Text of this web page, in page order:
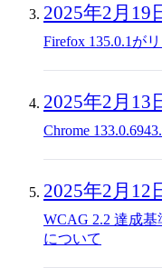
2025年2月19
Firefox 135.0.1が
2025年2月13
Chrome
2025年2月12
WCAG 2.2 達成
について